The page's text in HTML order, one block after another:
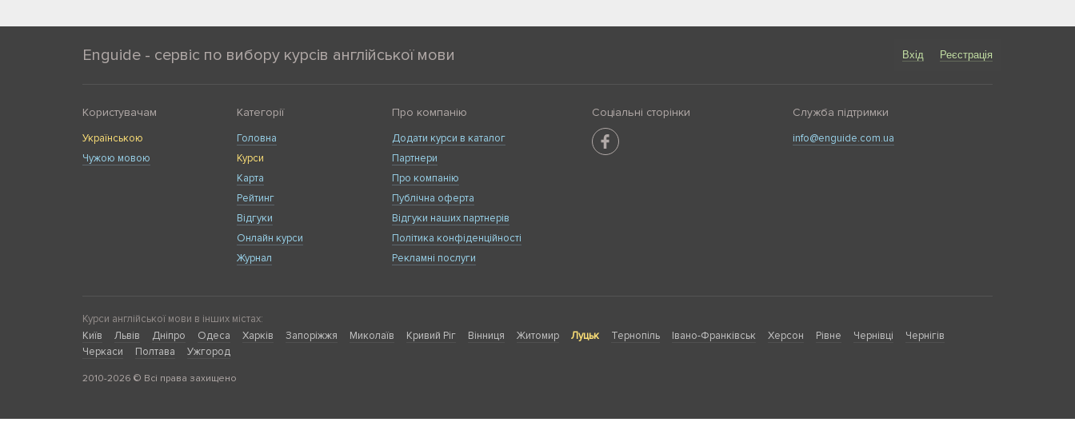
Enguide - сервіс по вибору курсів англійської мови Вхід Реєстрація
Користувачам
Українською
Чужою мовою
Категорії
Головна
Курси
Карта
Рейтинг
Відгуки
Онлайн курси
Журнал
Про компанію
Додати курси в каталог
Партнери
Про компанію
Публічна оферта
Відгуки наших партнерів
Політика конфіденційності
Рекламні послуги
Соціальні сторінки Служба підтримки
info@enguide.com.ua
Курси англійської мови в інших містах:
Київ
Львів Дніпро Одеса Харків Запоріжжя Миколаїв Кривий Ріг Вінниця Житомир Луцьк Тернопіль Івано-Франківськ Херсон Рівне Чернівці
Чернігів
Черкаси
Полтава Ужгород
2010-2026 © Всі права захищено